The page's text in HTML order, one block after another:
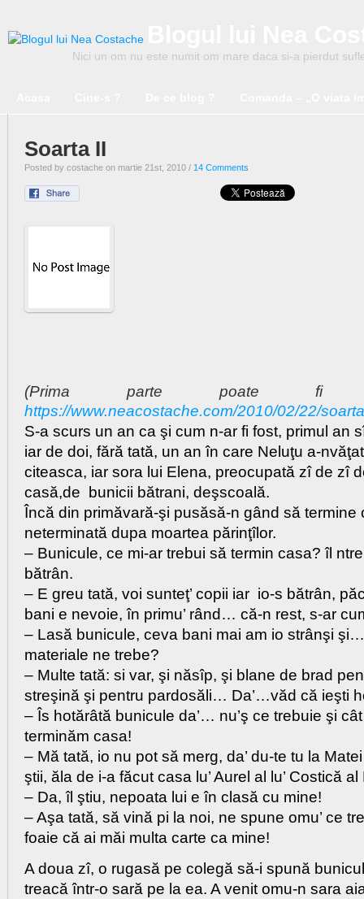
Nici un om nu este numit om mare daca si-a pierdut
Soarta II
Posted by costache on martie 21st, 2010 / 14 Comments
(Prima parte poate fi
https://www.neacostache.com/2010/02/22/
S-a scurs un an ca şi cum n-ar fi fost, primul an
iar de doi, fără tată, un an în care Neluţu a-
citeasca, iar sora lui Elena, preocupată zî de zî
casă,de bunicii bătrani, deşscoală.
Încă din primăvară-şi pusăsă-n gând să termine
neterminată dupa moartea părinţîlor.
– Bunicule, ce mi-ar trebui să termin casa? îl
bătrân.
– E greu tată, voi sunteţ’ copii iar io-s bătrân,
bani e nevoie, în primu’ rând… că-n rest, s-ar
– Lasă bunicule, ceva bani mai am io strânşi
materiale ne trebe?
– Multe tată: si var, şi năsîp, şi blane de brad
streşină şi pentru pardosăli… Da’…văd că ieşti
– Îs hotărâtă bunicule da’… nu’ş ce trebuie şi
terminăm casa!
– Mă tată, io nu pot să merg, da’ du-te tu la
ştii, ăla de i-a făcut casa lu’ Aurel al lu’ Costică
– Da, îl ştiu, nepoata lui e în clasă cu mine!
– Aşa tată, să vină pi la noi, ne spune omu’ ce
foaie că ai măi multa carte ca mine!
A doua zî, o rugasă pe colegă să-i spună
treacă într-o sară pe la ea. A venit omu-n sara